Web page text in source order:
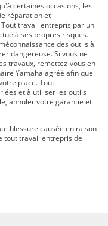
1000 SPORT 2024
1000 SE 2024
2025
2025
certaines occasions, les
réparation et
travail entrepris par un
à ses propres risques.
des outils à
dangereuse. Si vous ne
travaux, remettez-vous en
Yamaha agréé afin que
place. Tout
et à utiliser les outils
annuler votre garantie et
blessure causée en raison
tout travail entrepris de